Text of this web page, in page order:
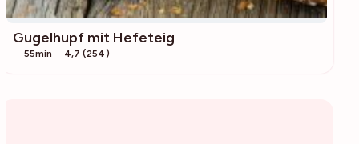
Gugelhupf mit Hefeteig
55min 4,7 (254)